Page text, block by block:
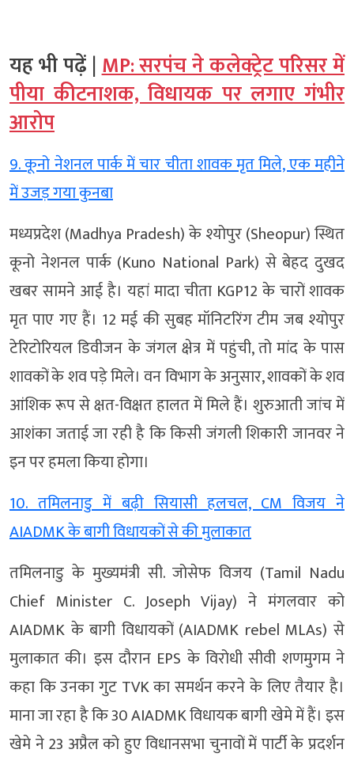
यह भी पढ़ें |MP: सरपंच ने कलेक्ट्रेट परिसर में
पीया कीटनाशक, विधायक पर लगाए गंभीर
आरोप
9. कूनो नेशनल पार्क में चार चीता शावक मृत मिले, एक महीने
में उजड़ गया कुनबा
मध्यप्रदेश (Madhya Pradesh) के श्योपुर (Sheopur) स्थित
कूनो नेशनल पार्क (Kuno National Park) से बेहद दुखद
खबर सामने आई है। यहां मादा चीता KGP12 के चारों शावक
मृत पाए गए हैं। 12 मई की सुबह मॉनिटरिंग टीम जब श्योपुर
टेरिटोरियल डिवीजन के जंगल क्षेत्र में पहुंची, तो मांद के पास
शावकों के शव पड़े मिले। वन विभाग के अनुसार, शावकों के शव
आंशिक रूप से क्षत-विक्षत हालत में मिले हैं। शुरुआती जांच में
आशंका जताई जा रही है कि किसी जंगली शिकारी जानवर ने
इन पर हमला किया होगा।
10. तमिलनाडु में बढ़ी सियासी हलचल, CM विजय ने
AIADMK के बागी विधायकों से की मुलाकात
तमिलनाडु के मुख्यमंत्री सी. जोसेफ विजय (Tamil Nadu
Chief Minister C. Joseph Vijay) ने मंगलवार को
AIADMK के बागी विधायकों (AIADMK rebel MLAs) से
मुलाकात की। इस दौरान EPS के विरोधी सीवी शणमुगम ने
कहा कि उनका गुट TVK का समर्थन करने के लिए तैयार है।
माना जा रहा है कि 30 AIADMK विधायक बागी खेमे में हैं। इस
खेमे ने 23 अप्रैल को हुए विधानसभा चुनावों में पार्टी के प्रदर्शन